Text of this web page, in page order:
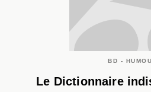
BD -
Le Dictionnaire